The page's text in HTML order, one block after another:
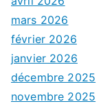
mars 2026
février 2026
janvier 2026
décembre 2025
novembre 2025